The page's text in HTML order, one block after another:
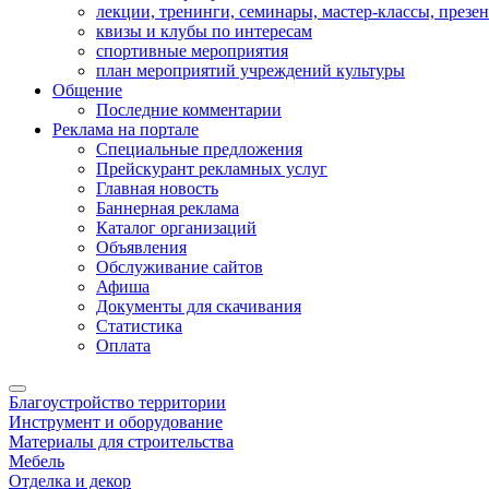
лекции, тренинги, семинары, мастер-классы,
квизы и клубы по интересам
спортивные мероприятия
план мероприятий учреждений культуры
Общение
Последние комментарии
Реклама на портале
Специальные предложения
Прейскурант рекламных услуг
Главная новость
Баннерная реклама
Каталог организаций
Объявления
Обслуживание сайтов
Афиша
Документы для скачивания
Статистика
Оплата
Благоустройство территории
Инструмент и оборудование
Материалы для строительства
Мебель
Отделка и декор